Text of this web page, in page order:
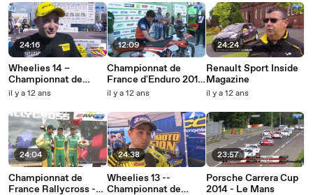
24:16
Wheelies 14 –
Championnat de
France Superbike
il y a 12 ans
24:04
Championnat de
France Rallycross --
12:09
Championnat de
France d'Enduro 2014
-- St Cirgues : 4e
il y a 12 ans
24:38
Wheelies 13 --
Championnat de
24:24
Renault Sport Inside
Magazine
il y a 12 ans
23:57
Porsche Carrera Cup
2014 - Le Mans